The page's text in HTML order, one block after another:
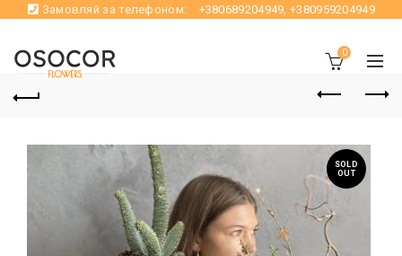
Замовляй за телефоном: +380689204949,+380959204949
0
SOLD
OUT